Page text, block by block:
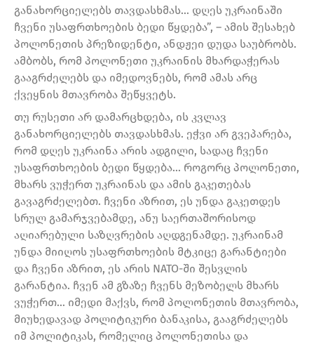
განახორციელებს თავდასხმას… დღეს უკრაინაში
ჩვენი უსაფრთხოების ბედი წყდება”, – ამის შესახებ
პოლონეთის პრეზიდენტი, ანდჟეი დუდა საუბრობს.
ამბობს, რომ პოლონეთი უკრაინის მხარდაჭერას
გააგრძელებს და იმედოვნებს, რომ ამას არც
ქვეყნის მთავრობა შეწყვეტს.
თუ რუსეთი არ დამარცხდება, ის კვლავ
განახორციელებს თავდასხმას. ეჭვი არ გვეპარება,
რომ დღეს უკრაინა არის ადგილი, სადაც ჩვენი
უსაფრთხოების ბედი წყდება… როგორც პოლონეთი,
მხარს ვუჭერთ უკრაინას და ამის გაკეთებას
გავაგრძელებთ. ჩვენი აზრით, ეს უნდა გაკეთდეს
სრულ გამარჯვებამდე, ანუ საერთაშორისოდ
აღიარებული საზღვრების აღდგენამდე. უკრაინამ
უნდა მიიღოს უსაფრთხოების მტკიცე გარანტიები
და ჩვენი აზრით, ეს არის NATO-ში შესვლის
გარანტია. ჩვენ ამ გზაზე ჩვენს მეზობელს მხარს
ვუჭერთ… იმედი მაქვს, რომ პოლონეთის მთავრობა,
მიუხედავად პოლიტიკური ბანაკისა, გააგრძელებს
იმ პოლიტიკას, რომელიც პოლონეთისა და